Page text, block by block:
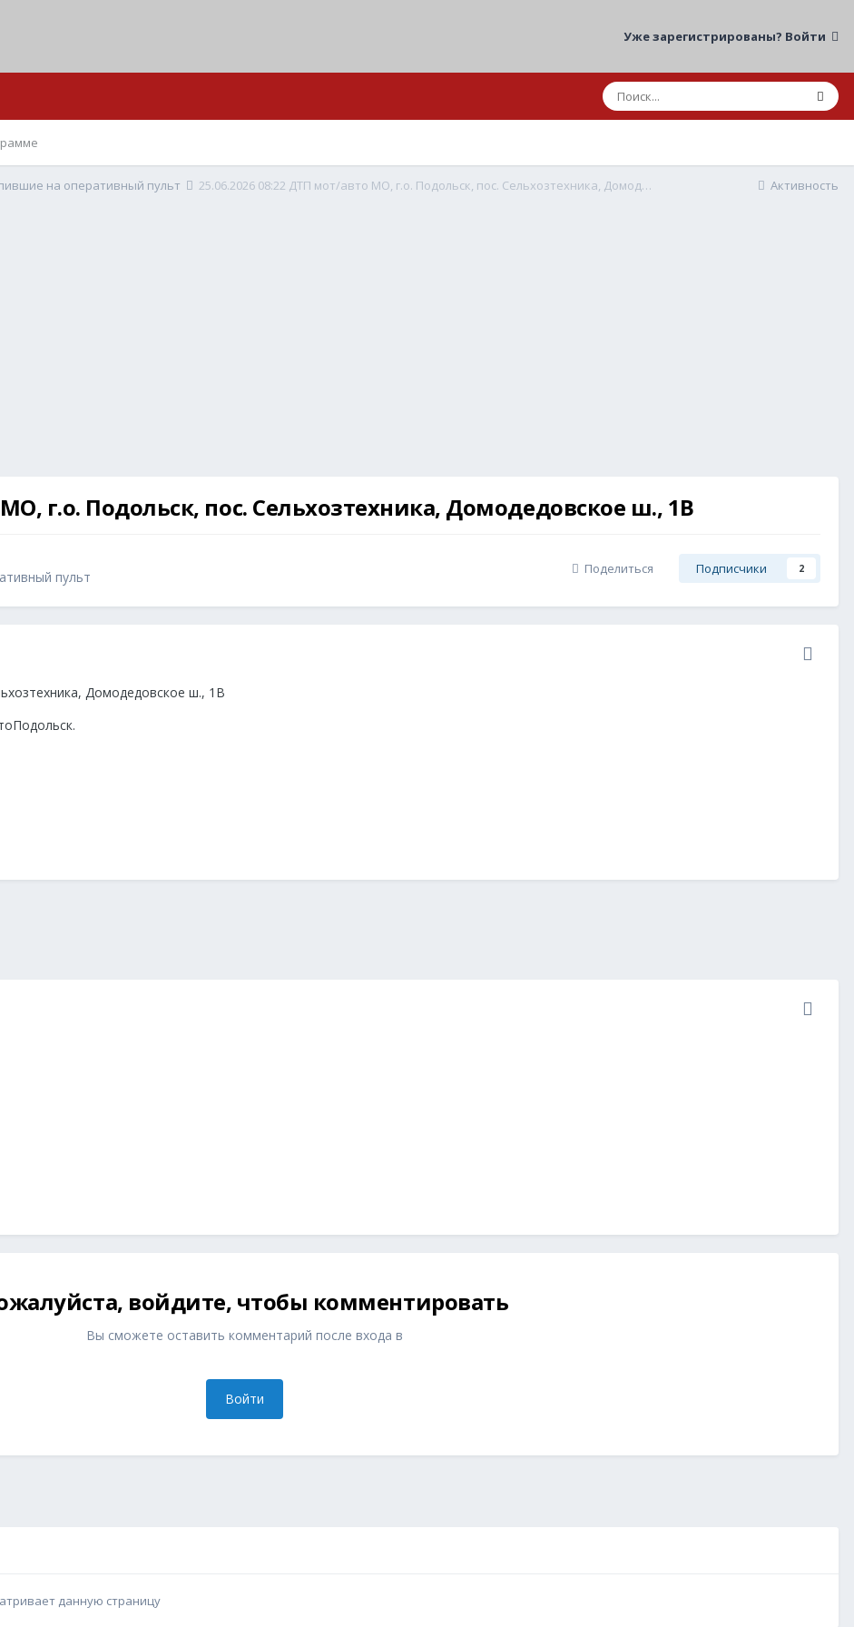
Уже зарегистрированы? Войти
Активность
на оперативный пульт 25.06.2026 08:22 ДТП мот/авто МО, г.о. Подольск, пос. Сельхозтехника, Домодедовское ш., 1В
г.о. Подольск, пос. Сельхозтехника, Домодедовское ш., 1В
пульт Поделиться Подписчики 2
Домодедовское ш., 1В
войдите, чтобы комментировать
Вы сможете оставить комментарий после входа в
Войти
данную страницу